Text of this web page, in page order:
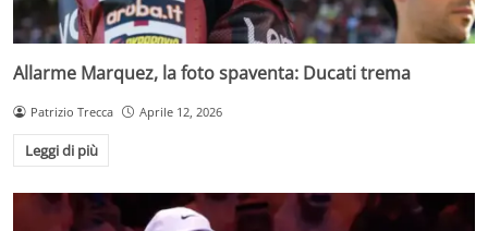
Allarme Marquez, la foto spaventa: Ducati trema
Patrizio Trecca Aprile 12, 2026
Leggi di più